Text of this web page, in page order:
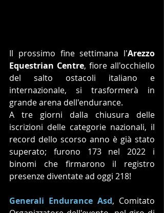
Il prossimo fine settimana l'Arezzo
Equestrian Centre, fiore all'occhiello
del salto ostacoli italiano e
internazionale, si trasformerà in
grande arena dell'endurance.
A tre giorni dalla chiusura delle
iscrizioni delle categorie nazionali, il
record dello scorso anno è già stato
superato; furono 173 nel 2022 i
binomi che firmarono il registro
presenze diventate ad oggi 218!
Generali Endurance Asd, Comitato